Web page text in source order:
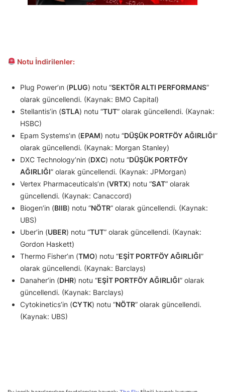
Notu İndirilenler:
Plug Power’ın (PLUG) notu “SEKTÖR ALTI PERFORMANS”
olarak güncellendi. (Kaynak: BMO Capital)
Stellantis’in (STLA) notu “TUT” olarak güncellendi. (Kaynak:
HSBC)
Epam Systems’ın (EPAM) notu “DÜŞÜK PORTFÖY AĞIRLIĞI”
olarak güncellendi. (Kaynak: Morgan Stanley)
DXC Technology’nin (DXC) notu “DÜŞÜK PORTFÖY
AĞIRLIĞI” olarak güncellendi. (Kaynak: JPMorgan)
Vertex Pharmaceuticals’ın (VRTX) notu “SAT” olarak
güncellendi. (Kaynak: Canaccord)
Biogen’in (BIIB) notu “NÖTR” olarak güncellendi. (Kaynak:
UBS)
Uber’in (UBER) notu “TUT” olarak güncellendi. (Kaynak:
Gordon Haskett)
Thermo Fisher’ın (TMO) notu “EŞİT PORTFÖY AĞIRLIĞI”
olarak güncellendi. (Kaynak: Barclays)
Danaher’in (DHR) notu “EŞİT PORTFÖY AĞIRLIĞI” olarak
güncellendi. (Kaynak: Barclays)
Cytokinetics’in (CYTK) notu “NÖTR” olarak güncellendi.
(Kaynak: UBS)